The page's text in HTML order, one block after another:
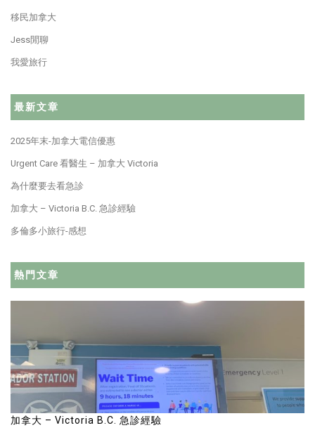
移民加拿大
Jess閒聊
我愛旅行
最新文章
2025年末-加拿大電信優惠
Urgent Care 看醫生 – 加拿大 Victoria
為什麼要去看急診
加拿大 – Victoria B.C. 急診經驗
多倫多小旅行-感想
熱門文章
加拿大 – Victoria B.C. 急診經驗